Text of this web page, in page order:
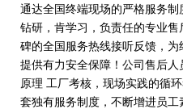
通达全国终端现场的严格服务
钻研，肯学习，负责任的专业
碑的全国服务热线接听反馈，
提供有力安全保障！公司售后
原理 工厂考核，现场实践的循
套独有服务制度，不断增进员